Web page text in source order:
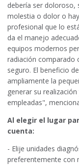
debería ser doloroso,
molestia o dolor o
profesional que lo
da el manejo
equipos modernos
radiación comparado
seguro. El beneficio
ampliamente la
generar su
empleadas",
Al elegir el lugar
cuenta:
- Elije unidades
preferentemente con